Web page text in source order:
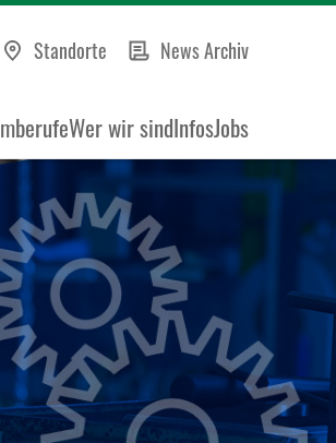
Standorte News Archiv
Wer wir sindInfosJobs